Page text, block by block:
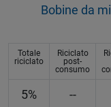
Bobine da
Totale
riciclato
Riciclato
post-
consumo
5% --